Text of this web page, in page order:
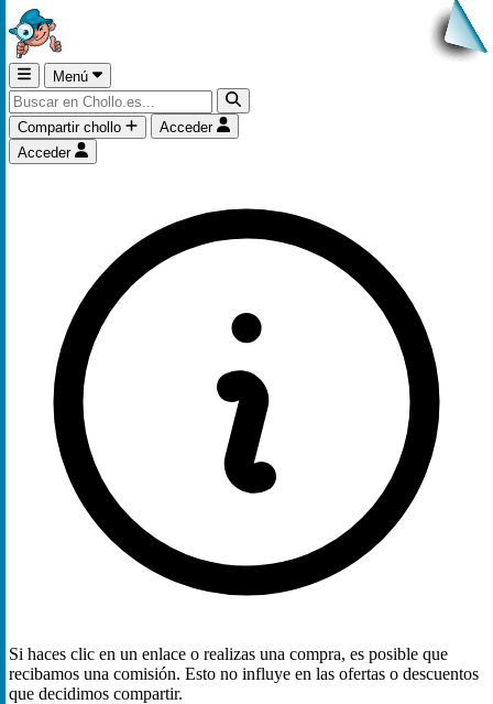
Menú
Compartir chollo
Acceder
Acceder
Si haces clic en un enlace o realizas una compra, es posible que
recibamos una comisión. Esto no influye en las ofertas o descuentos
que decidimos compartir.